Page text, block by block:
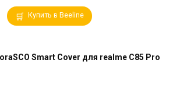
Купить в Beeline
Smart Cover для realme C85 Pro